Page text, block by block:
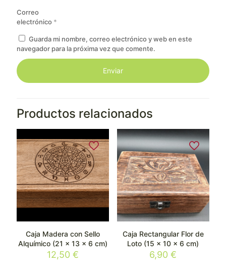
Correo
electrónico *
Guarda mi nombre, correo electrónico y web en este
navegador para la próxima vez que comente.
Productos relacionados
Caja Madera con Sello
Alquímico (21 x 13 x 6 cm)
12,50€
Caja Rectangular Flor de
Loto (15 x 10 x 6 cm)
6,90€